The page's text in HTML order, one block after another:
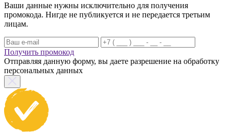
Ваши данные нужны исключительно для получения
промокода. Нигде не публикуется и не передается третьим
лицам.
Получить промокод
Отправляя данную форму, вы даете разрешение на обработку
персональных данных